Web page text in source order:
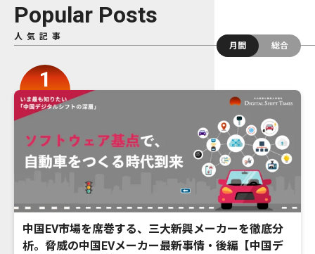
Popular Posts
人気記事
月間
総合
中国EV市場を席巻する、三大新興メーカーを徹底分
析。脅威の中国EVメーカー最新事情・後編【中国デ